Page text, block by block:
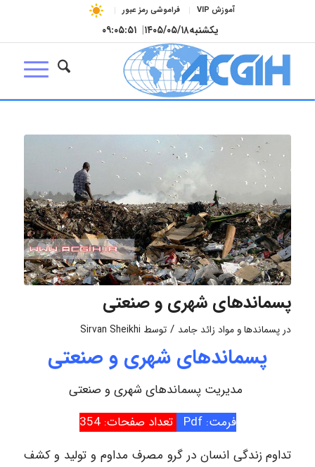
آموزش VIP فراموشی رمز عبور
یکشنبه۱۴۰۵/۰۵/۱۸| ۰۹:۰۵:۵۲
پسماندهای شهری و صنعتی
درپسماندها و مواد زائد جامد / توسط Sirvan Sheikhi
پسماندهای شهری و صنعتی
مدیریت پسماندهای شهری و صنعتی
فرمت: Pdf
تعداد صفحات: 354
تداوم زندگی انسان در گرو مصرف مداوم و تولید و کشف